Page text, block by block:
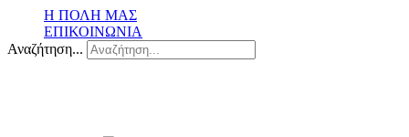
Η ΠΟΛΗ ΜΑΣ
ΕΠΙΚΟΙΝΩΝΙΑ
Αναζήτηση...